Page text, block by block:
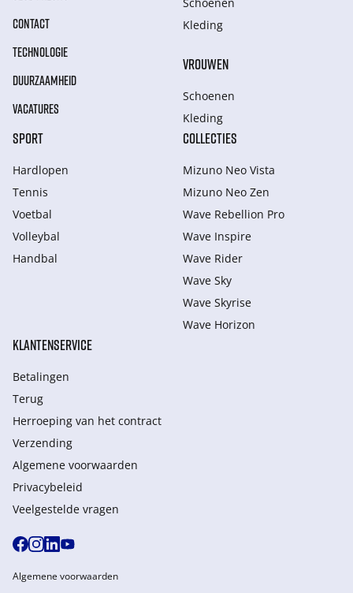
CONTACT
TECHNOLOGIE
DUURZAAMHEID
VACATURES
Kleding
VROUWEN
Schoenen
Kleding
SPORT
Hardlopen
Tennis
Voetbal
Volleybal
Handbal
COLLECTIES
Mizuno Neo Vista
Mizuno Neo Zen
Wave Rebellion Pro
Wave Inspire
Wave Rider
Wave Sky
Wave Skyrise
Wave Horizon
KLANTENSERVICE
Betalingen
Terug
Herroeping van het contract
Verzending
Algemene voorwaarden
Privacybeleid
Veelgestelde vragen
Algemene voorwaarden